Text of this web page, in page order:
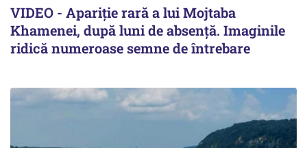
VIDEO - Apariție rară a lui Mojtaba
Khamenei, după luni de absență. Imaginile
ridică numeroase semne de întrebare